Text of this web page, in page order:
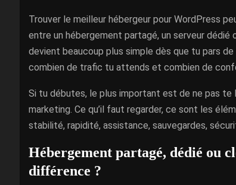
Trouver le meilleur hébergeur pour WordPress
entre un hébergement partagé, un serveur dédié
devient beaucoup plus simple dès que tu pars
combien de trafic tu attends et combien de
Si tu débutes, le plus important est de ne pas te
marketing. Ce qu’il faut regarder, ce sont les
stabilité, rapidité, assistance, sauvegardes,
Hébergement partagé, dédié ou
différence ?